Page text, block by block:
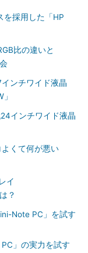
を採用した「HP
比の違いと
ンチワイド液晶
インチワイド液晶
くて何が悪い
イ
？
Note PC」を試す
」の実力を試す